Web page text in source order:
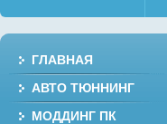
ГЛАВНАЯ
АВТО ТЮННИНГ
МОДДИНГ ПК